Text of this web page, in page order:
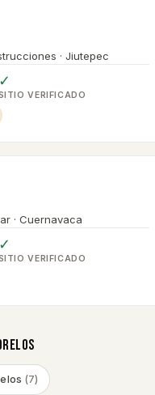
· Jiutepec
✓
VERIFICADO
· Cuernavaca
✓
VERIFICADO
(7)